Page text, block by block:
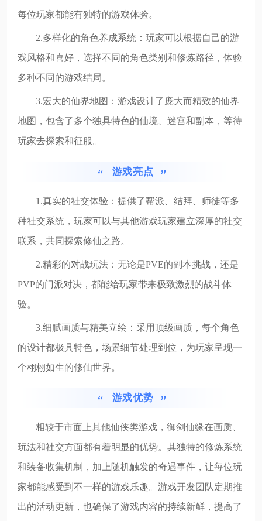
每位玩家都能有独特的游戏体验。
2.多样化的角色养成系统：玩家可以根据自己的游
戏风格和喜好，选择不同的角色类别和修炼路径，体验
多种不同的游戏结局。
3.宏大的仙界地图：游戏设计了庞大而精致的仙界
地图，包含了多个独具特色的仙境、迷宫和副本，等待
玩家去探索和征服。
游戏亮点
1.真实的社交体验：提供了帮派、结拜、师徒等多
种社交系统，玩家可以与其他游戏玩家建立深厚的社交
联系，共同探索修仙之路。
2.精彩的对战玩法：无论是PVE的副本挑战，还是
PVP的门派对决，都能给玩家带来极致激烈的战斗体
验。
3.细腻画质与精美立绘：采用顶级画质，每个角色
的设计都极具特色，场景细节处理到位，为玩家呈现一
个栩栩如生的修仙世界。
游戏优势
相较于市面上其他仙侠类游戏，御剑仙缘在画质、
玩法和社交方面都有着明显的优势。其独特的修炼系统
和装备收集机制，加上随机触发的奇遇事件，让每位玩
家都能感受到不一样的游戏乐趣。游戏开发团队定期推
出的活动更新，也确保了游戏内容的持续新鲜，提高了